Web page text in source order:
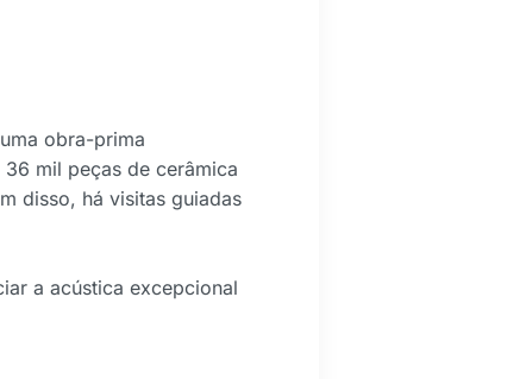
obra-prima
mil peças de cerâmica
disso, há visitas guiadas
a acústica excepcional